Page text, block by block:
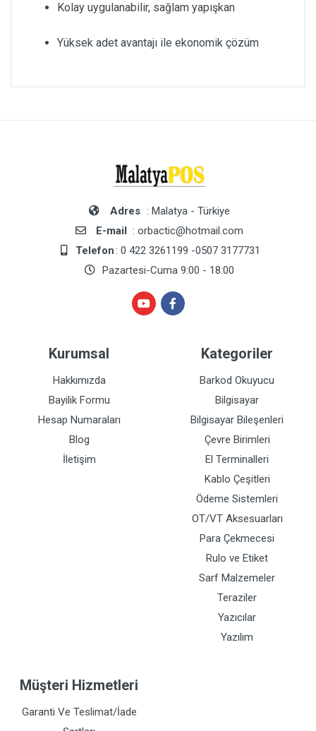
Kolay uygulanabilir, sağlam yapışkan
Yüksek adet avantajı ile ekonomik çözüm
Adres : Malatya - Türkiye
E-mail : orbactic@hotmail.com
Telefon: 0 422 3261199 -0507 3177731
Pazartesi-Cuma 9:00 - 18:00
Kurumsal
Hakkımızda
Bayilik Formu
Hesap Numaraları
Blog
İletişim
Kategoriler
Barkod Okuyucu
Bilgisayar
Bilgisayar Bileşenleri
Çevre Birimleri
El Terminalleri
Kablo Çeşitleri
Ödeme Sistemleri
OT/VT Aksesuarları
Para Çekmecesi
Rulo ve Etiket
Sarf Malzemeler
Teraziler
Yazıcılar
Yazılım
Müşteri Hizmetleri
Garanti Ve Teslimat/İade